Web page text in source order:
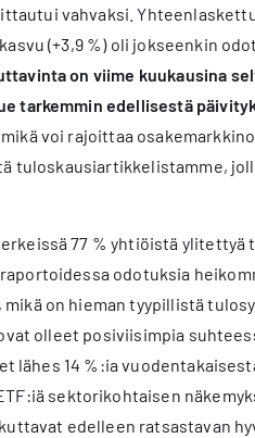
vahvaksi.
(+3,9 %) oli jokseenkin
on viime kuukausina
tarkemmin edellisestä
voi rajoittaa
tuloskausiartikkelistamme,
77 % yhtiöistä ylitettyä
odotuksia
on hieman tyypillistä
olleet posiviisimpia
14 %:ia
sektorikohtaisen
edelleen ratsastavan